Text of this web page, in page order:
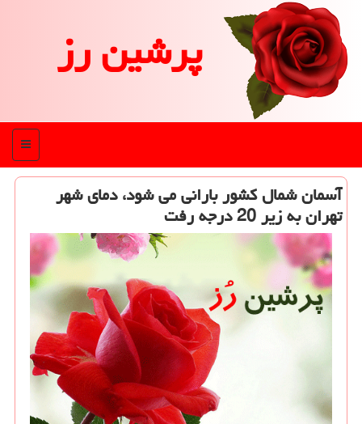
پرشین رز
منو
آسمان شمال كشور بارانی می شود، دمای شهر
تهران به زیر 20 درجه رفت